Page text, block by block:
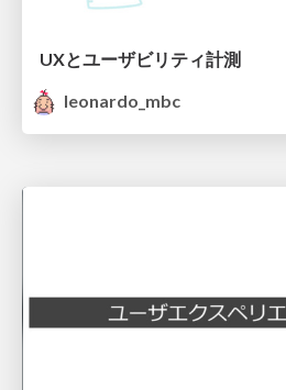
UXとユーザビリティ計測
leonardo_mbc